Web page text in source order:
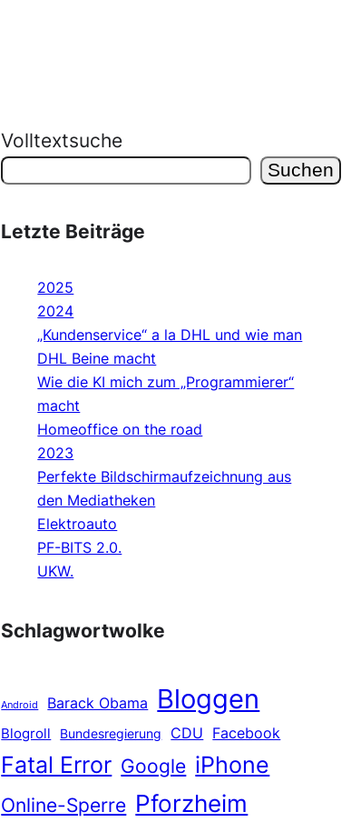
Volltextsuche
Suchen
Letzte Beiträge
2025
2024
„Kundenservice“ a la DHL und wie man
DHL Beine macht
Wie die KI mich zum „Programmierer“
macht
Homeoffice on the road
2023
Perfekte Bildschirmaufzeichnung aus
den Mediatheken
Elektroauto
PF-BITS 2.0.
UKW.
Schlagwortwolke
Android Barack Obama Bloggen
Blogroll Bundesregierung CDU Facebook
Fatal Error Google iPhone
Online-Sperre Pforzheim